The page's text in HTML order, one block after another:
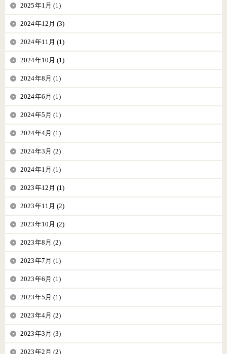
2025年1月 (1)
2024年12月 (3)
2024年11月 (1)
2024年10月 (1)
2024年8月 (1)
2024年6月 (1)
2024年5月 (1)
2024年4月 (1)
2024年3月 (2)
2024年1月 (1)
2023年12月 (1)
2023年11月 (2)
2023年10月 (2)
2023年8月 (2)
2023年7月 (1)
2023年6月 (1)
2023年5月 (1)
2023年4月 (2)
2023年3月 (3)
2023年2月 (2)